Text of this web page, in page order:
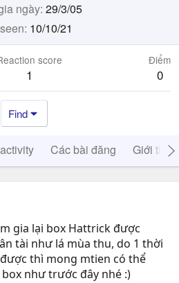
ngày 29/3/05
10/10/21
score
1
Điểm
0
Find
Các bài đăng Giới thiệu
gia lại box Hattrick được
tài như lá mùa thu, do 1 thời
thì mong mtien có thể
như trước đây nhé :)